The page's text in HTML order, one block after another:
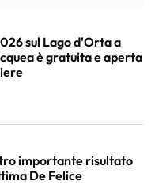
sul Lago d'Orta a
è gratuita e aperta
importante risultato
De Felice